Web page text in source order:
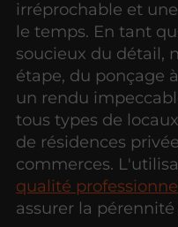
irréprochable et
le temps. En tant
soucieux du détail,
étape, du ponçage
un rendu
tous types de
de résidences
commerces.
qualité
assurer la